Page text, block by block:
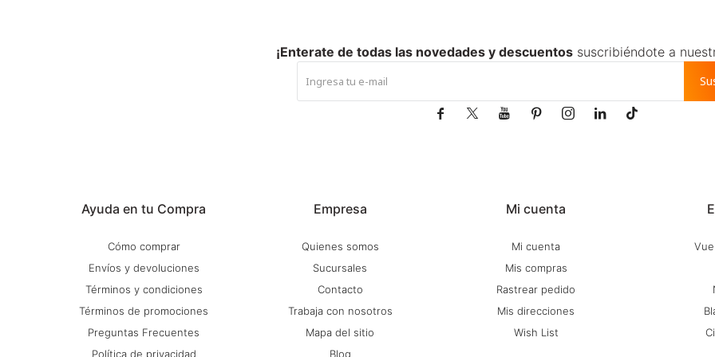
Ayuda en tu Compra
Cómo comprar
Envíos y devoluciones
Términos y condiciones
Términos de promociones
Preguntas Frecuentes
Política de privacidad
Empresa
Quienes somos
Sucursales
Contacto
Trabaja con nosotros
Mapa del sitio
Blog
Mi cuenta
Mi cuenta
Mis compras
Rastrear pedido
Mis direcciones
Wish List
¡Enterate de todas las novedades y descuentossuscribiéndote a
      